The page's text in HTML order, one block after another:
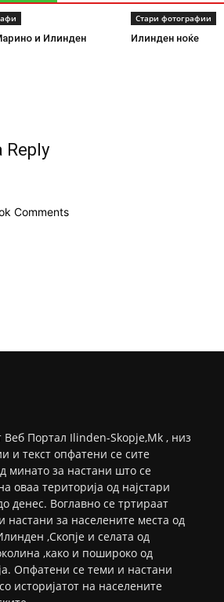
и Илинден
Стари фотографии
Илинден ноќе
Reply
Comments
Портал Ilinden-Skopje,Mk , низ
и текст опфатени се сите
минато за настани што се
оваа територија од најстари
денес. Воглавно се тртираат
за населените места од
,Скопје и селата од
,како и пошироко од
Опфатени се теми и настани
историјатот на населените